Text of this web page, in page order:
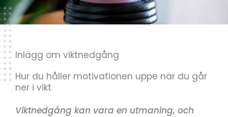
Inlägg om viktnedgång
Hur du håller motivationen uppe när du går
ner i vikt
Viktnedgång kan vara en utmaning, och